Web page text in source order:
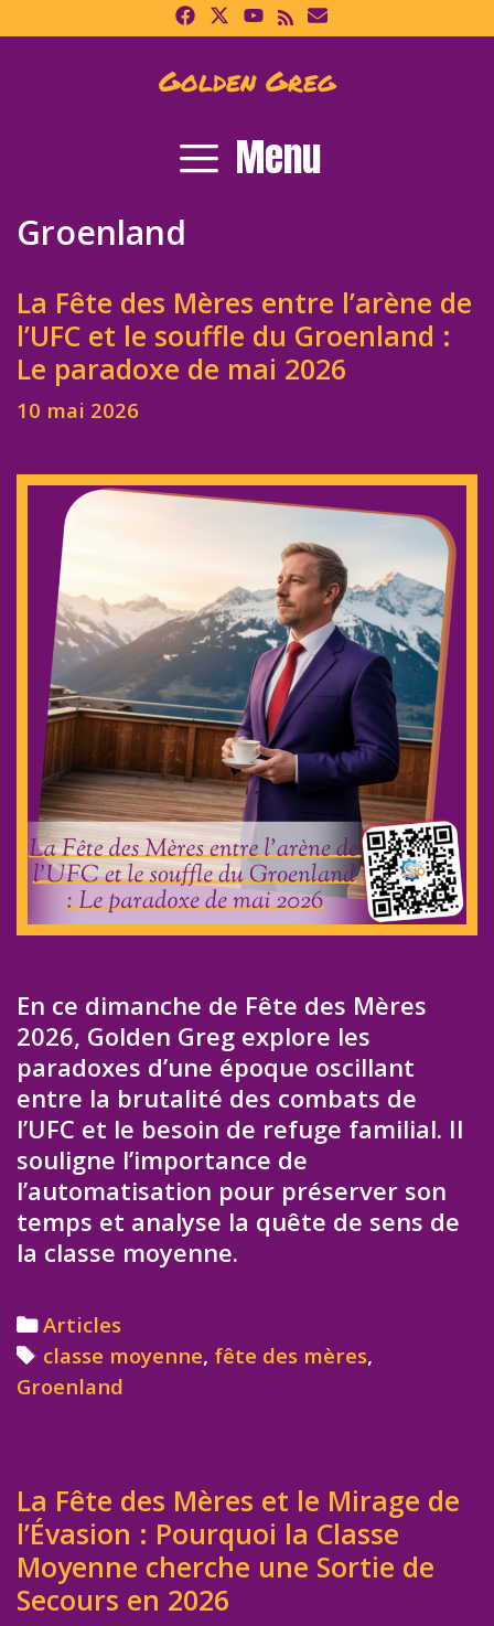
to
Golden Greg
Menu
Groenland
La Fête des Mères entre l’arène de
l’UFC et le souffle du Groenland :
Le paradoxe de mai 2026
10 mai 2026
En ce dimanche de Fête des Mères
2026, Golden Greg explore les
paradoxes d’une époque oscillant
entre la brutalité des combats de
l’UFC et le besoin de refuge familial. Il
souligne l’importance de
l’automatisation pour préserver son
temps et analyse la quête de sens de
la classe moyenne.
Categories
Articles
Tags
classe moyenne, fête des mères,
Groenland
La Fête des Mères et le Mirage de
l’Évasion : Pourquoi la Classe
Moyenne cherche une Sortie de
Secours en 2026